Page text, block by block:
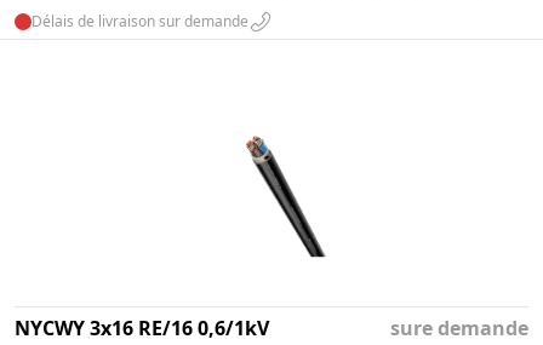
Délais de livraison sur demande
NYCWY 3x16 RE/16 0,6/1kV
sure demande